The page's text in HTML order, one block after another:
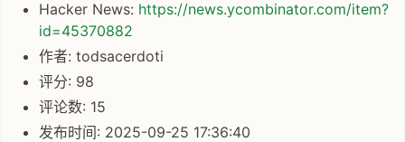
Hacker News: https://news.ycombinator.com/item?
id=45370882
作者: todsacerdoti
评分: 98
评论数: 15
发布时间: 2025-09-25 17:36:40